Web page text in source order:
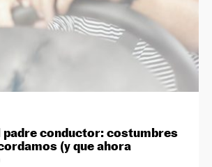
padre conductor: costumbres
(y que ahora